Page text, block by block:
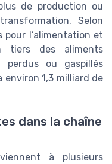
de production ou
Selon
pour l’alimentation et
tiers des aliments
ou gaspillés
1,3 milliard de
dans la chaîne
à plusieurs